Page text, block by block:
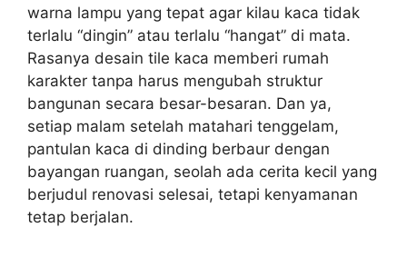
warna lampu yang tepat agar kilau kaca tidak
terlalu “dingin” atau terlalu “hangat” di mata.
Rasanya desain tile kaca memberi rumah
karakter tanpa harus mengubah struktur
bangunan secara besar-besaran. Dan ya,
setiap malam setelah matahari tenggelam,
pantulan kaca di dinding berbaur dengan
bayangan ruangan, seolah ada cerita kecil yang
berjudul renovasi selesai, tetapi kenyamanan
tetap berjalan.